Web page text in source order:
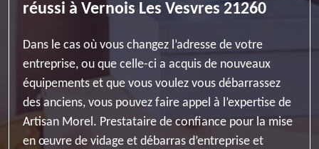
réussi à Vernois Les Vesvres 21260
Dans le cas où vous changez l’adresse de votre
entreprise, ou que celle-ci a acquis de nouveaux
équipements et que vous voulez vous débarrassez
des anciens, vous pouvez faire appel à l’expertise de
Artisan Morel. Prestataire de confiance pour la mise
en œuvre de vidage et débarras d’entreprise et